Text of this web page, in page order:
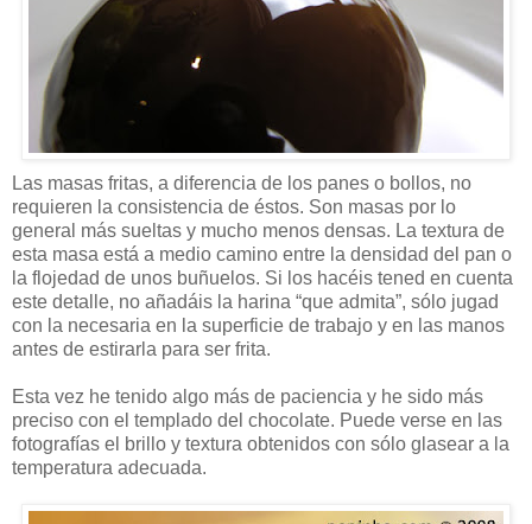
Las masas fritas, a diferencia de los panes o bollos, no
requieren la consistencia de éstos. Son masas por lo
general más sueltas y mucho menos densas. La textura de
esta masa está a medio camino entre la densidad del pan o
la flojedad de unos buñuelos. Si los hacéis tened en cuenta
este detalle, no añadáis la harina “que admita”, sólo jugad
con la necesaria en la superficie de trabajo y en las manos
antes de estirarla para ser frita.
Esta vez he tenido algo más de paciencia y he sido más
preciso con el templado del chocolate. Puede verse en las
fotografías el brillo y textura obtenidos con sólo glasear a la
temperatura adecuada.